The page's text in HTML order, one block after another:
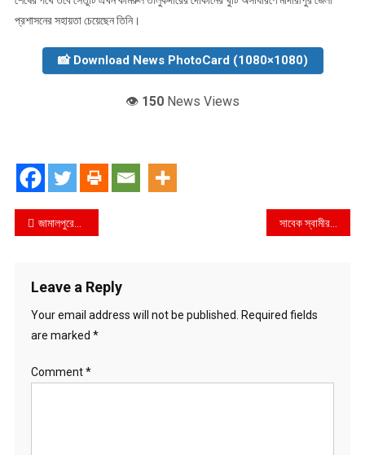
প্রশাসনের সহায়তা চেয়েছেন তিনি।
📸 Download News PhotoCard (1080×1080)
👁️ 150 News Views
Post
জামালপুরের সরিষাবাড়ীতে ঝিনাই নদীর ভাঙ্গন থেকে কালী মন্দির ও মহাশশ্মান রক্ষার দাবিতে মানববন্ধন
Leave a Reply
Your email address will not be published.
Required fields
are marked *
Comment*